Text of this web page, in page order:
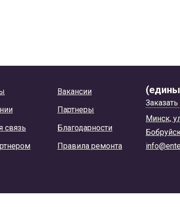
связь
Вакансии
Партнеры
Благодарности
Правила ремонта
Минск,